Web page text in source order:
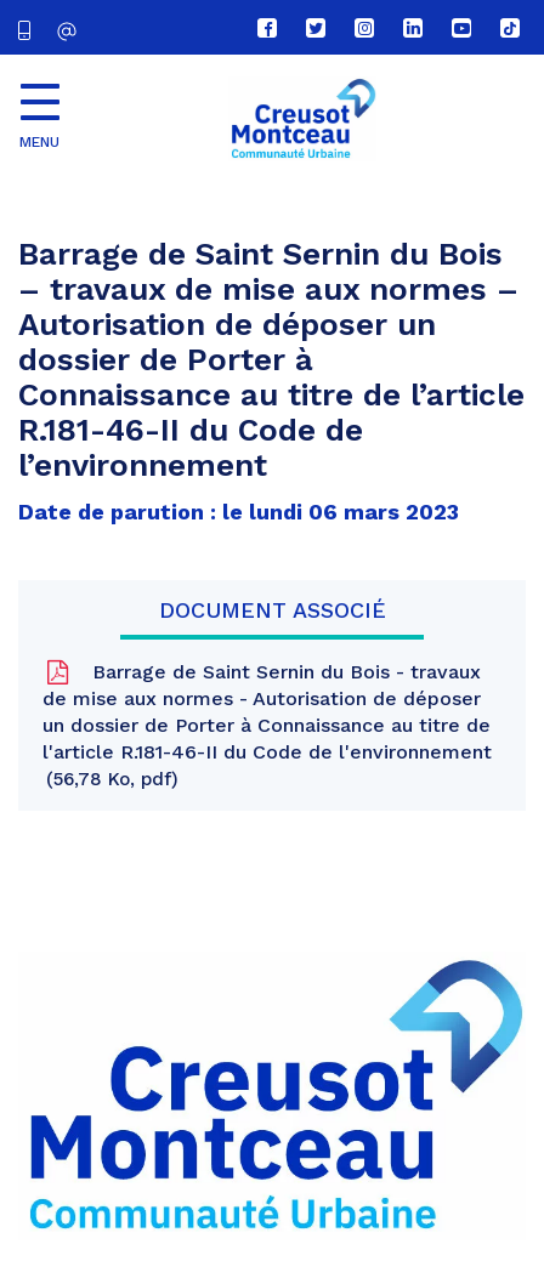
Lien
vers
compte
Facebook
Lien
vers
compte
Twitter
Lien
vers
le
compte
Lien
vers
Lien
vers
Lien
vers
MENU
Barrage de Saint Sernin du Bois
– travaux de mise aux normes –
Autorisation de déposer un
dossier de Porter à
Connaissance au titre de l’article
R.181-46-II du Code de
l’environnement
Date de parution : le lundi 06 mars 2023
DOCUMENT ASSOCIÉ
Barrage de Saint Sernin du Bois - travaux
de mise aux normes - Autorisation de déposer
un dossier de Porter à Connaissance au titre de
l'article R.181-46-II du Code de l'environnement
56,78 Ko, pdf
Facebook
Partager
Twitter
Partager
par
e-
mail